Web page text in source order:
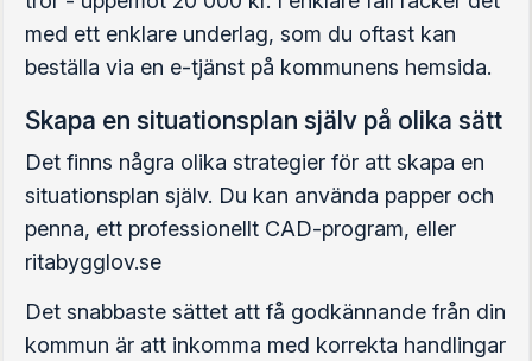
med ett enklare underlag, som du oftast kan
beställa via en e-tjänst på kommunens hemsida.
Skapa en situationsplan själv på olika sätt
Det finns några olika strategier för att skapa en
situationsplan själv. Du kan använda papper och
penna, ett professionellt CAD-program, eller
ritabygglov.se
Det snabbaste sättet att få godkännande från din
kommun är att inkomma med korrekta handlingar